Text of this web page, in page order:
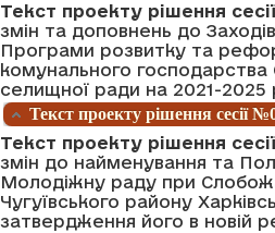
Текст проекту рішення
змін та доповнень до
Програми розвитку та
комунального господарства
селищної ради на 2021-2025
Текст проекту рішення сесії
Текст проекту рішення
змін до найменування та
Молодіжну раду при
Чугуївського району
затвердження його в новій